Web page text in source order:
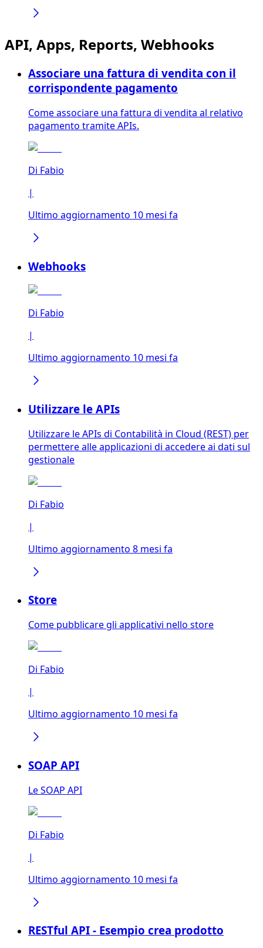
API, Apps, Reports, Webhooks
Associare una fattura di vendita con il
corrispondente pagamento
Come associare una fattura di vendita al relativo
pagamento tramite APIs.
Di Fabio
|
Ultimo aggiornamento 10 mesi fa
Webhooks
Di Fabio
|
Ultimo aggiornamento 10 mesi fa
Utilizzare le APIs
Utilizzare le APIs di Contabilità in Cloud (REST) per
permettere alle applicazioni di accedere ai dati sul
gestionale
Di Fabio
|
Ultimo aggiornamento 8 mesi fa
Store
Come pubblicare gli applicativi nello store
Di Fabio
|
Ultimo aggiornamento 10 mesi fa
SOAP API
Le SOAP API
Di Fabio
|
Ultimo aggiornamento 10 mesi fa
RESTful API - Esempio crea prodotto